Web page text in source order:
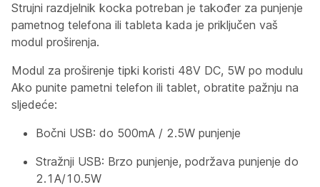
Strujni razdjelnik kocka potreban je također za punjenje
pametnog telefona ili tableta kada je priključen vaš
modul proširenja.
Modul za proširenje tipki koristi 48V DC, 5W po modulu
Ako punite pametni telefon ili tablet, obratite pažnju na
sljedeće:
Bočni USB: do 500mA / 2.5W punjenje
Stražnji USB: Brzo punjenje, podržava punjenje do
2.1A/10.5W